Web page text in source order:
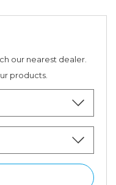
our nearest dealer.
products.